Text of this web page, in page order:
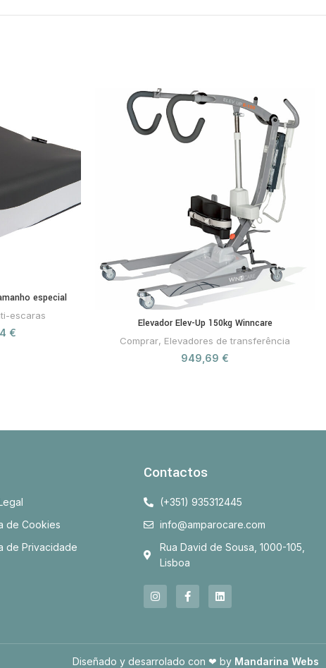
especial
escaras
€
Elevador Elev-Up 150kg Winncare
Comprar, Elevadores de transferência
949,69 €
de Cookies
de Privacidade
Contactos
(+351) 935312445
info@amparocare.com
Rua David de Sousa, 1000-105,
Lisboa
Diseñado y desarrolado con ❤ by Mandarina Webs